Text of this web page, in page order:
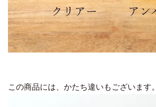
この商品には、かたち違いもございます。